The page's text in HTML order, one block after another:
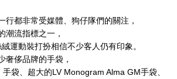
行都非常受媒體、狗仔隊們的關注，
潮流指標之一，
運動裝打扮相信不少客人仍有印象。
奢侈品牌的手袋，
袋、超大的LV Monogram Alma GM手袋、